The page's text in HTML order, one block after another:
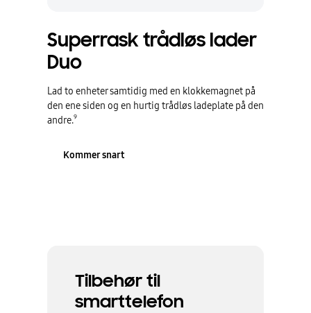
Superrask trådløs lader
Duo
Lad to enheter samtidig med en klokkemagnet på
den ene siden og en hurtig trådløs ladeplate på den
andre.9
Kommer snart
Tilbehør til
smarttelefon